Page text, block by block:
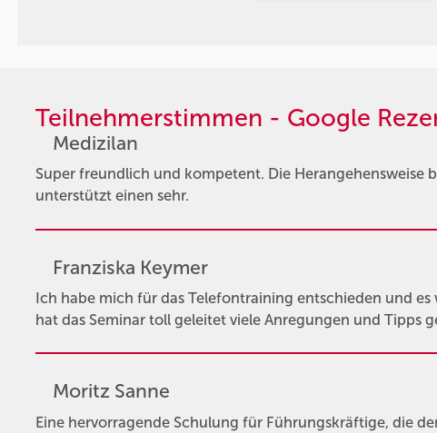
Teilnehmerstimmen - Google
Medizilan
Super freundlich und kompetent. Die Herangehensweise
unterstützt einen sehr.
Franziska Keymer
Ich habe mich für das Telefontraining entschieden und
hat das Seminar toll geleitet viele Anregungen und Tipps
Moritz Sanne
Eine hervorragende Schulung für Führungskräftige, die